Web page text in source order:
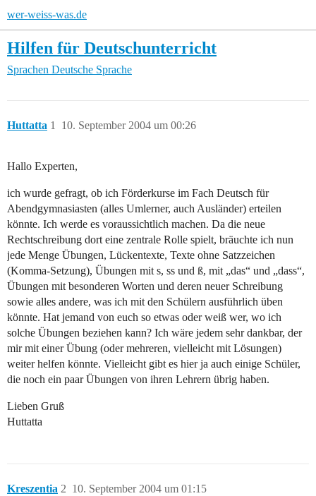
wer-weiss-was.de
Hilfen für Deutschunterricht
Sprachen Deutsche Sprache
Huttatta 10. September 2004 um 00:26
1
Hallo Experten,
ich wurde gefragt, ob ich Förderkurse im Fach Deutsch für
Abendgymnasiasten (alles Umlerner, auch Ausländer) erteilen
könnte. Ich werde es voraussichtlich machen. Da die neue
Rechtschreibung dort eine zentrale Rolle spielt, bräuchte ich nun
jede Menge Übungen, Lückentexte, Texte ohne Satzzeichen
(Komma-Setzung), Übungen mit s, ss und ß, mit „das“ und „dass“,
Übungen mit besonderen Worten und deren neuer Schreibung
sowie alles andere, was ich mit den Schülern ausführlich üben
könnte. Hat jemand von euch so etwas oder weiß wer, wo ich
solche Übungen beziehen kann? Ich wäre jedem sehr dankbar, der
mir mit einer Übung (oder mehreren, vielleicht mit Lösungen)
weiter helfen könnte. Vielleicht gibt es hier ja auch einige Schüler,
die noch ein paar Übungen von ihren Lehrern übrig haben.
Lieben Gruß
Huttatta
Kreszentia 10. September 2004 um 01:15
2